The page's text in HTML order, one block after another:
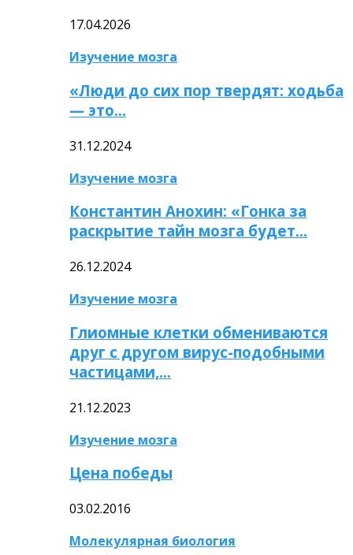
17.04.2026
Изучение мозга
«Люди до сих пор твердят: ходьба
— это…
31.12.2024
Изучение мозга
Константин Анохин: «Гонка за
раскрытие тайн мозга будет…
26.12.2024
Изучение мозга
Глиомные клетки обмениваются
друг с другом вирус-подобными
частицами,…
21.12.2023
Изучение мозга
Цена победы
03.02.2016
Молекулярная биология